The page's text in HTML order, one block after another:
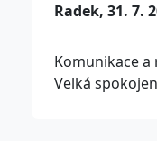
Radek, 31. 7.
Komunikace a
Velká